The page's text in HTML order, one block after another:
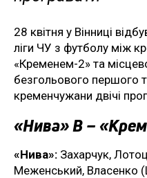
28 квітня у Вінниці
ліги ЧУ з футболу між
«Кременем-2» та
безгольового першого
кременчужани двічі
«Нива» В –
«Нива»: Захарчук,
Меженський, Власенко